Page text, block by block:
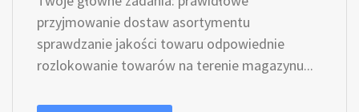
przyjmowanie dostaw asortymentu
sprawdzanie jakości towaru odpowiednie
rozlokowanie towarów na terenie magazynu...